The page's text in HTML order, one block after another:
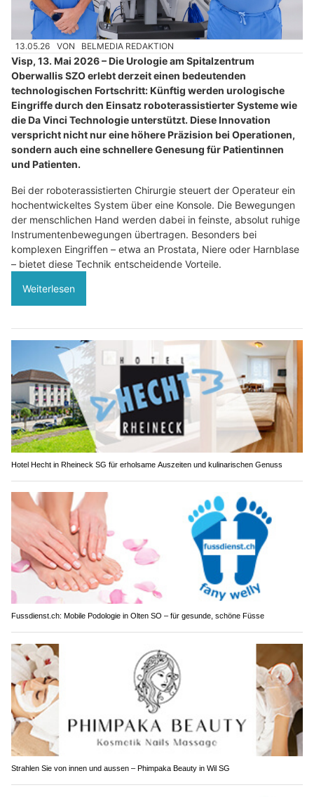
13.05.26 VON BELMEDIA REDAKTION
Visp, 13. Mai 2026 – Die Urologie am Spitalzentrum
Oberwallis SZO erlebt derzeit einen bedeutenden
technologischen Fortschritt: Künftig werden urologische
Eingriffe durch den Einsatz roboterassistierter Systeme wie
die Da Vinci Technologie unterstützt. Diese Innovation
verspricht nicht nur eine höhere Präzision bei Operationen,
sondern auch eine schnellere Genesung für Patientinnen
und Patienten.
Bei der roboterassistierten Chirurgie steuert der Operateur ein
hochentwickeltes System über eine Konsole. Die Bewegungen
der menschlichen Hand werden dabei in feinste, absolut ruhige
Instrumentenbewegungen übertragen. Besonders bei
komplexen Eingriffen – etwa an Prostata, Niere oder Harnblase
– bietet diese Technik entscheidende Vorteile.
Weiterlesen
Hotel Hecht in Rheineck SG für erholsame Auszeiten und kulinarischen Genuss
Fussdienst.ch: Mobile Podologie in Olten SO – für gesunde, schöne Füsse
Strahlen Sie von innen und aussen – Phimpaka Beauty in Wil SG